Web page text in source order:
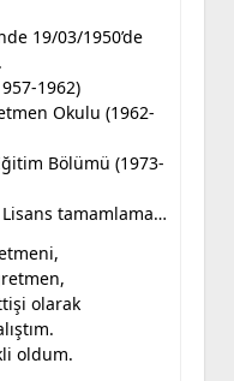
19/03/1950’de
1962)
Okulu (1962-
Bölümü (1973-
tamamlama…
olarak
oldum.